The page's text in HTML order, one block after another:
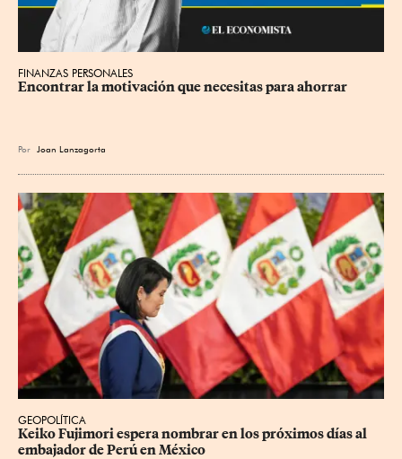
FINANZAS PERSONALES
Encontrar la motivación que necesitas para ahorrar
Por Joan Lanzagorta
GEOPOLÍTICA
Keiko Fujimori espera nombrar en los próximos días al
embajador de Perú en México